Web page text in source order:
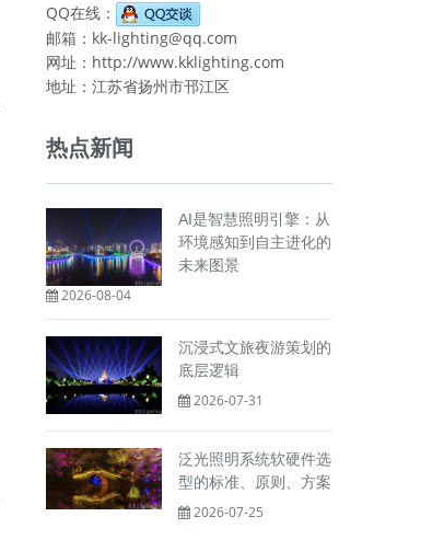
QQ在线：
邮箱：kk-lighting@qq.com
网址：http://www.kklighting.com
地址：江苏省扬州市邗江区
热点新闻
AI是智慧照明引擎：从
环境感知到自主进化的
未来图景
2026-08-04
沉浸式文旅夜游策划的
底层逻辑
2026-07-31
泛光照明系统软硬件选
型的标准、原则、方案
2026-07-25